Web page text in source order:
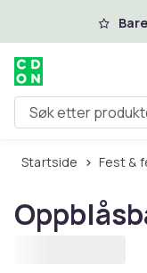
Hopp til
Søk etter produkter
Startside Fest &